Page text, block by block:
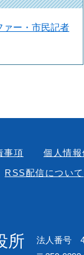
ァー・市民記者
事項
個人情
RSS配信について
所
法人番号